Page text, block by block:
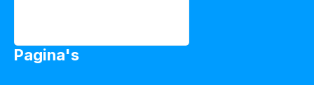
Pagina's